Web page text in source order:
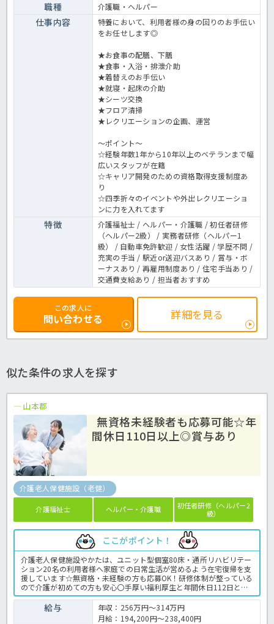
職種 介護職・ヘルパー
仕事内容
特養において、利用者様の身の回りのお手伝い
をお任せします◎
★お食事の配膳、下膳
★食事・入浴・排泄介助
★着替えのお手伝い
★就寝・起床の介助
★シーツ交換
★フロア清掃
★レクリエーションの企画、運営
～ポイント～
☆経験年数1年から10年以上のベテランまで幅
広いスタッフが在籍
☆キャリア開発のための資格取得支援制度あ
り
☆四季折々のイベントや外出レクリエーショ
ンに力を入れてます
特徴
介護福祉士 / ヘルパー・介護職 / 初任者研修
（ヘルパー2級） / 実務者研修（ヘルパー1
級） / 自動車免許歓迎 / 女性活躍 / 学歴不問 /
充実の手当 / 駅近or送迎バスあり / 賞与・ボ
ーナスあり / 再雇用制度あり / 住宅手当あり /
交通費支給あり / 担当者おすすめ
この求人に
問い合わせる 詳細を見る
似た条件の求人を探す
山本郡
無資格未経験者も応募可能☆年
間休日110日以上◎賞与あり
介護老人保健施設（老健）
介護福祉士 ヘルパー・介護職
初任者研修（ヘルパー2
級）
ここがポイント！
介護老人保健施設やかたは、ユニット型個室80床・通所リハビリテー
ション20名の利用者様へ家庭での日常生活が営めるよう在宅復帰を支
援しています☆無資格・未経験の方も応募OK！研修体制が整っている
ので介護が初めての方も安心〇手厚い福利厚生と年間休日112日とプ
ライベートも大切できるのが魅力です♪ご興味のある方はほっ介護ま
でお問い合わせください！介護老人保健施設での介護業務全般です。
＜介護職 契約社員 老健の求人＞
給与
年収：256万円～314万円
月給：194,200円～238,400円